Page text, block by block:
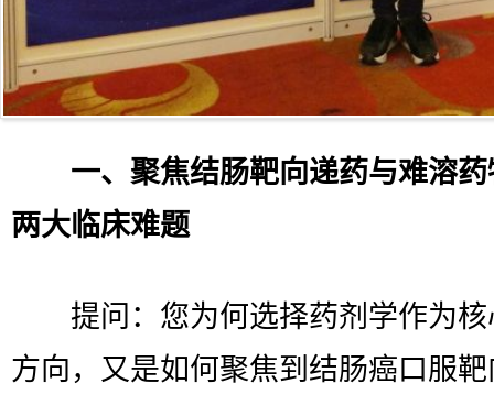
一、聚焦结肠靶向递药与难溶
两大临床难题
提问：您为何选择药剂学作为核
方向，又是如何聚焦到结肠癌口服